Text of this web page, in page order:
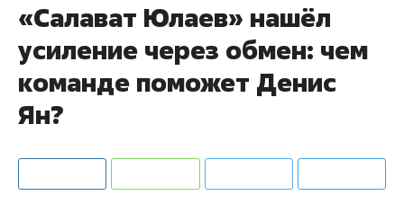
«Салават Юлаев» нашёл
усиление через обмен: чем
команде поможет Денис
Ян?